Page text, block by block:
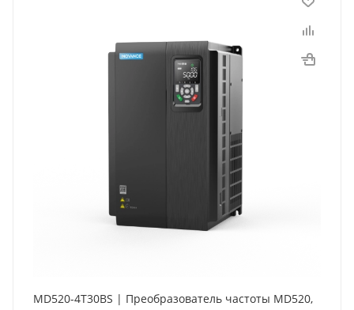
MD520-4T30BS | Преобразователь частоты MD520,